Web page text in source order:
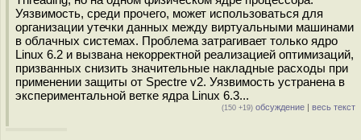
Уязвимость, среди прочего, может использоваться для
организации утечки данных между виртуальными машинами
в облачных системах. Проблема затрагивает только ядро
Linux 6.2 и вызвана некорректной реализацией оптимизаций,
призванных снизить значительные накладные расходы при
применении защиты от Spectre v2. Уязвимость устранена в
экспериментальной ветке ядра Linux 6.3...
(150 +19) обсуждение | весь текст